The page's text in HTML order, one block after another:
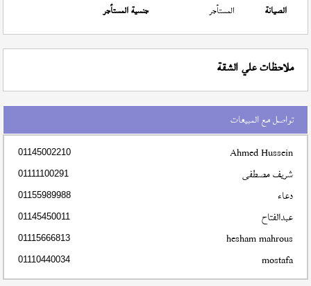
الصيانة
المستأجر جنسية المستأجر
ملاحظات علي الشقة
تواصل مع المبيعات
Ahmed Hussein
01145002210
شريف مصطفى 01111100291
دعاء 01155989988
عبدالفتاح 01145450011
hesham mahrous
01115666813
mostafa
01110440034